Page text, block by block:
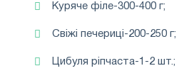
Куряче філе-300-400 г;
Свіжі печериці-200-250 г;
Цибуля ріпчаста-1-2 шт.;